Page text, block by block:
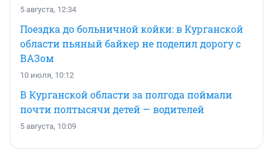
5 августа, 12:34
Поездка до больничной койки: в Курганской
области пьяный байкер не поделил дорогу с
ВАЗом
10 июля, 10:12
В Курганской области за полгода поймали
почти полтысячи детей — водителей
5 августа, 10:09